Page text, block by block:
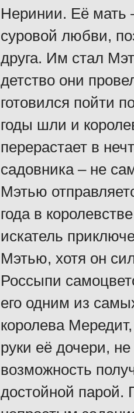
Неринии. Её мать
суровой любви,
друга. Им стал
детство они
готовился пойти
годы шли и
перерастает в
садовника – не
Мэтью
года в
искатель
Мэтью, хотя он
Россыпи
его одним из
королева
руки её дочери,
возможность
достойной парой.